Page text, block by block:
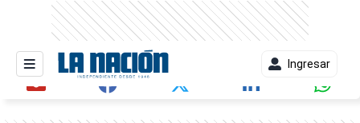
Ingresar